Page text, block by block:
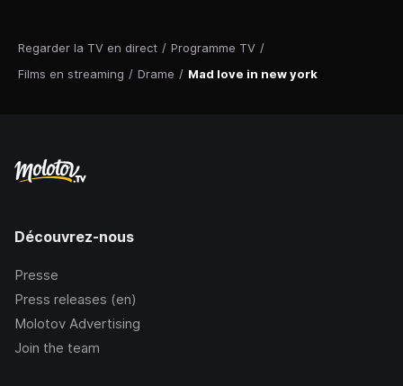
Regarder la TV en direct / Programme TV /
Films en streaming / Drame / Mad love in new york
Découvrez-nous
Presse
Press releases (en)
Molotov Advertising
Join the team